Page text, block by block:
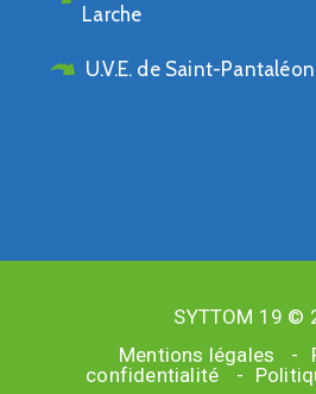
Larche
U.V.E. de Saint-
SYTTOM 19 ©
Mentions légales
-
confidentialité
-